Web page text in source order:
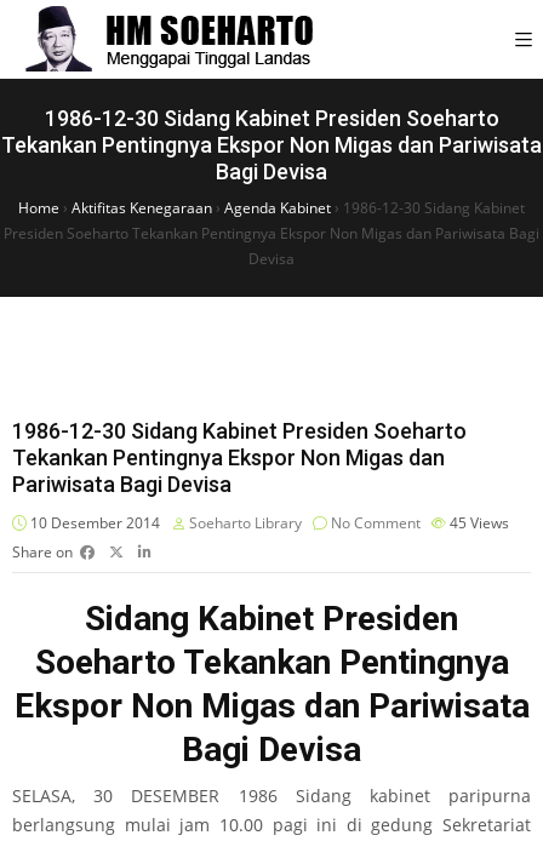
1986-12-30 Sidang Kabinet Presiden Soeharto
Tekankan Pentingnya Ekspor Non Migas dan Pariwisata
Bagi Devisa
Home › Aktifitas Kenegaraan › Agenda Kabinet › 1986-12-30 Sidang Kabinet
Presiden Soeharto Tekankan Pentingnya Ekspor Non Migas dan Pariwisata Bagi
Devisa
1986-12-30 Sidang Kabinet Presiden Soeharto
Tekankan Pentingnya Ekspor Non Migas dan
Pariwisata Bagi Devisa
10 Desember 2014 Soeharto Library No Comment 45 Views
Share on
Sidang Kabinet Presiden
Soeharto Tekankan Pentingnya
Ekspor Non Migas dan Pariwisata
Bagi Devisa
SELASA, 30 DESEMBER 1986 Sidang kabinet paripurna
berlangsung mulai jam 10.00 pagi ini di gedung Sekretariat